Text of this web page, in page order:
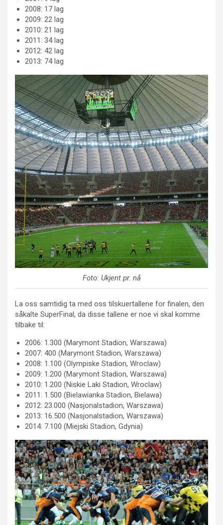
2008: 17 lag
2009: 22 lag
2010: 21 lag
2011: 34 lag
2012: 42 lag
2013: 74 lag
Foto: Ukjent pr. nå
La oss samtidig ta med oss tilskuertallene for finalen, den
såkalte SuperFinal, da disse tallene er noe vi skal komme
tilbake til:
2006: 1.300 (Marymont Stadion, Warszawa)
2007: 400 (Marymont Stadion, Warszawa)
2008: 1.100 (Olympiske Stadion, Wroclaw)
2009: 1.200 (Marymont Stadion, Warszawa)
2010: 1.200 (Niskie Laki Stadion, Wroclaw)
2011: 1.500 (Bielawianka Stadion, Bielawa)
2012: 23.000 (Nasjonalstadion, Warszawa)
2013: 16.500 (Nasjonalstadion, Warszawa)
2014: 7.100 (Miejski Stadion, Gdynia)